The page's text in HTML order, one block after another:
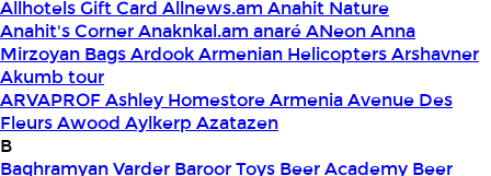
Allhotels Gift Card Allnews.am Anahit Nature
Anahit's CornerAnaknkal.am anaréANeonAnna
Mirzoyan BagsArdookArmenian HelicoptersArshavner
Akumb tour
ARVAPROF Ashley Homestore ArmeniaAvenue Des
FleursAwood Aylkerp Azatazen
B
Baghramyan Varder Baroor Toys Beer Academy Beer